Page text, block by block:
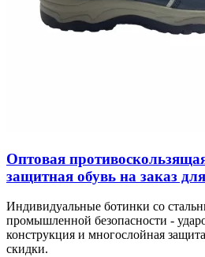
Оптовая
защитная обувь на заказ
Индивидуальные ботинки со
промышленной безопасности -
конструкция и многослойная
скидки.